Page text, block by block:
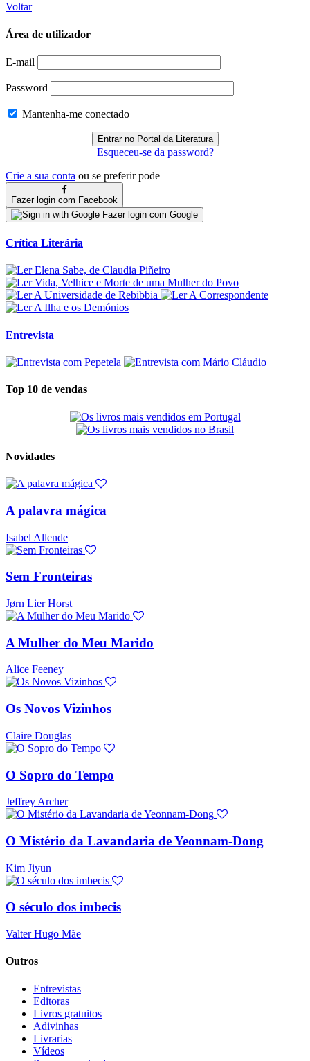
Voltar
Área de utilizador
E-mail
Password
Mantenha-me conectado
Esqueceu-se da password?
Crie a sua conta ou se preferir pode
Fazer login com Facebook
Fazer login com Google
Crítica Literária
Entrevista
Top 10 de vendas
Novidades
A palavra mágica
Isabel Allende
Sem Fronteiras
Jørn Lier Horst
A Mulher do Meu Marido
Alice Feeney
Os Novos Vizinhos
Claire Douglas
O Sopro do Tempo
Jeffrey Archer
O Mistério da Lavandaria de Yeonnam-Dong
Kim Jiyun
O século dos imbecis
Valter Hugo Mãe
Outros
Entrevistas
Editoras
Livros gratuitos
Adivinhas
Livrarias
Vídeos